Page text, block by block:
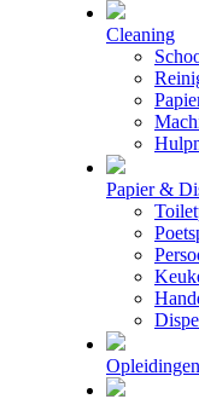
Cleaning
Papier &
Opleidingen